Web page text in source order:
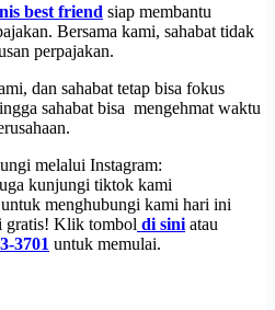
best friend siap membantu
Bersama kami, sahabat tidak
perpajakan.
dan sahabat tetap bisa fokus
sahabat bisa mengehmat waktu
melalui Instagram:
kunjungi tiktok kami
menghubungi kami hari ini
gratis! Klik tombol di sini atau
3701 untuk memulai.